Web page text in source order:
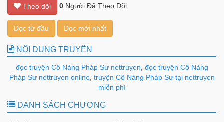
Theo dõi 0 Người Đã Theo Dõi
Đọc từ đầu Đọc mới nhất
NỘI DUNG TRUYỆN
đọc truyện Cô Nàng Pháp Sư nettruyen đọc truyện Cô Nàng
Pháp Sư nettruyen online, truyện Cô Nàng Pháp Sư tại nettruyen
miễn phí
DANH SÁCH CHƯƠNG